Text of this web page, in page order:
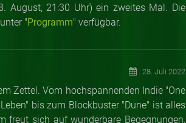
August, 21:30 Uhr) ein zweites Mal. Die
" Programm" verfügbar.
28. Juli 2022
Zettel. Vom hochspannenden Indie "One
bis zum Blockbuster "Dune" ist alles
freut sich auf wunderbare Begegnungen,